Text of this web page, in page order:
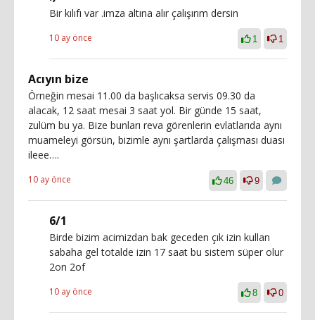
Bir kılıfı var .imza altına alır çalışırım dersin
10 ay önce 1 1
Acıyın bize
Örneğin mesai 11.00 da başlıcaksa servis 09.30 da
alacak, 12 saat mesai 3 saat yol. Bir günde 15 saat,
zulüm bu ya. Bize bunları reva görenlerin evlatlarıda aynı
muameleyi görsün, bizimle aynı şartlarda çalışması duası
ileee….
10 ay önce 46 9
6/1
Birde bizim acimizdan bak geceden çık izin kullan
sabaha gel totalde izin 17 saat bu sistem süper olur
2on 2of
10 ay önce 8 0